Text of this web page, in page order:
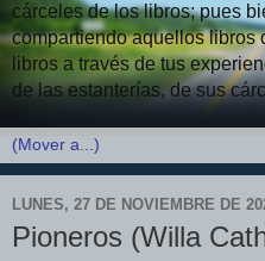
cárceles de los libros; pues
compartiendo aquellos libros
libros a través de tus
de las estanterías, de sus
LUNES, 27 DE NOVIEMBRE DE
Pioneros (Willa